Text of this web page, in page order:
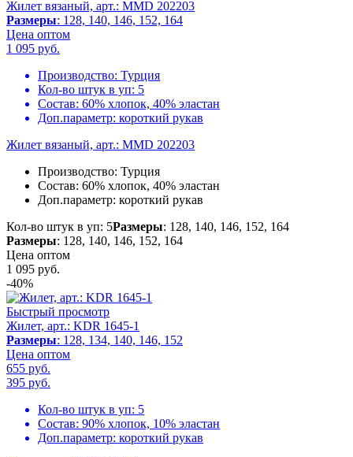
Жилет вязаный, арт.: MMD 202203
Размеры: 128, 140, 146, 152, 164
Цена оптом
1 095 руб.
Производство: Турция
Кол-во штук в уп: 5
Состав: 60% хлопок, 40% эластан
Доп.параметр: короткий рукав
Жилет вязаный, арт.: MMD 202203
Производство: Турция
Состав: 60% хлопок, 40% эластан
Доп.параметр: короткий рукав
Кол-во штук в уп: 5Размеры: 128, 140, 146, 152, 164
Размеры: 128, 140, 146, 152, 164
Цена оптом
1 095 руб.
-40%
Быстрый просмотр
Жилет, арт.: KDR 1645-1
Размеры: 128, 134, 140, 146, 152
Цена оптом
655 руб.
395 руб.
Кол-во штук в уп: 5
Состав: 90% хлопок, 10% эластан
Доп.параметр: короткий рукав